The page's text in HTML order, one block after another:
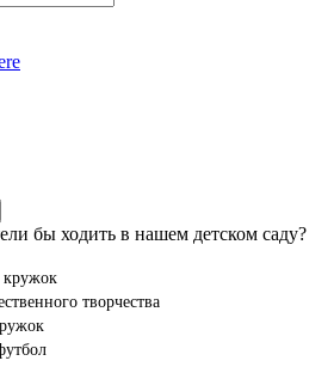
бы ходить в нашем детском саду?
кружок
творчества